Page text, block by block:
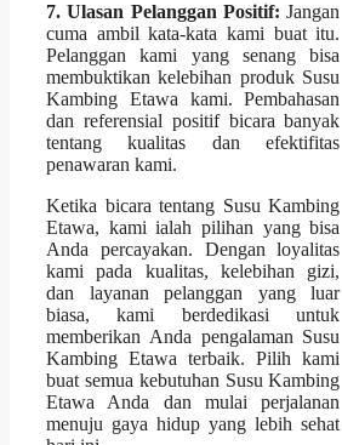
7. Ulasan Pelanggan Positif: Jangan
cuma ambil kata-kata kami buat itu.
Pelanggan kami yang senang bisa
membuktikan kelebihan produk Susu
Kambing Etawa kami. Pembahasan
dan referensial positif bicara banyak
tentang kualitas dan efektifitas
penawaran kami.
Ketika bicara tentang Susu Kambing
Etawa, kami ialah pilihan yang bisa
Anda percayakan. Dengan loyalitas
kami pada kualitas, kelebihan gizi,
dan layanan pelanggan yang luar
biasa, kami berdedikasi untuk
memberikan Anda pengalaman Susu
Kambing Etawa terbaik. Pilih kami
buat semua kebutuhan Susu Kambing
Etawa Anda dan mulai perjalanan
menuju gaya hidup yang lebih sehat